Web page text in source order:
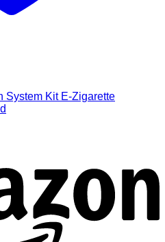
System Kit E-Zigarette